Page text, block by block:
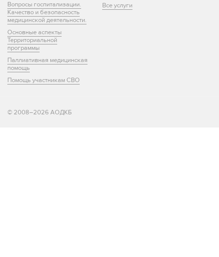
Вопросы госпитализации.
Качество и безопасность
медицинской деятельности.
Основные аспекты
Территориальной
программы
Паллиативная медицинская
помощь
Помощь участникам СВО
Все услуги
© 2008–2026 АОДКБ